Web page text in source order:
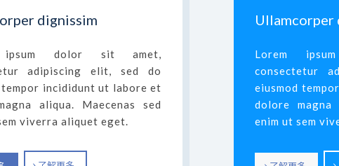
dignissim
ipsum dolor sit amet,
adipiscing elit, sed do
tempor incididunt ut labore et
aliqua. Maecenas sed
viverra aliquet eget.
Ullamcorper
Lorem
consectetur
eiusmod
dolore magna
enim ut sem